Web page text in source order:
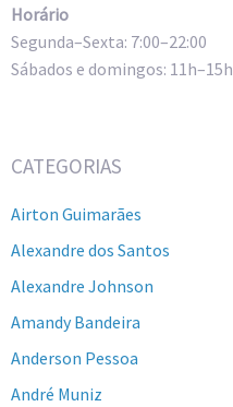
Horário
Segunda–Sexta: 7:00–22:00
Sábados e domingos: 11h–15h
CATEGORIAS
Airton Guimarães
Alexandre dos Santos
Alexandre Johnson
Amandy Bandeira
Anderson Pessoa
André Muniz